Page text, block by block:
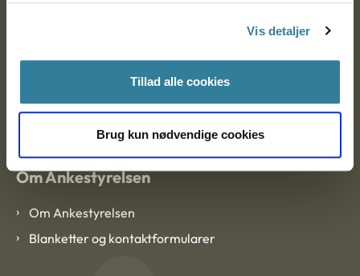
Vis detaljer
Tillad alle cookies
Brug kun nødvendige cookies
CVR: 1007 4002
Om Ankestyrelsen
Om Ankestyrelsen
Blanketter og kontaktformularer